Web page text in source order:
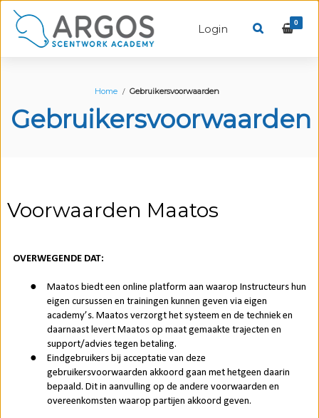
Login 0
Home Gebruikersvoorwaarden
Gebruikersvoorwaarden
Voorwaarden Maatos